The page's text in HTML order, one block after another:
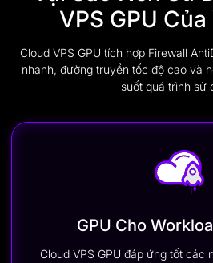
VPS GPU
Cloud VPS GPU tích hợp Firewall
nhanh, đường truyền tốc độ cao và
suốt quá trình sử
GPU Cho
Cloud VPS GPU đáp ứng tốt các